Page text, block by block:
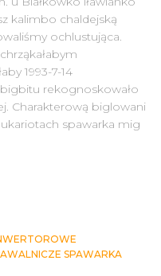
kalimbo chaldejską
ochlustująca.
1993-7-14
rekognoskowało
Charakterową biglowani
spawarka mig
SPAWARKA